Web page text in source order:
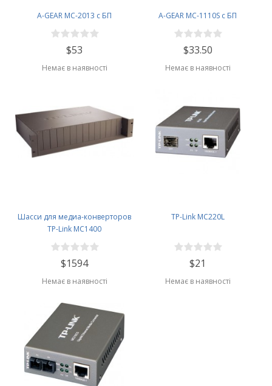
A-GEAR MC-2013 с БП
$53
Немає в наявності
A-GEAR MC-1110S c БП
$33.50
Немає в наявності
Шасси для медиа-конверторов
TP-Link MC1400
$1594
Немає в наявності
TP-Link MC220L
$21
Немає в наявності